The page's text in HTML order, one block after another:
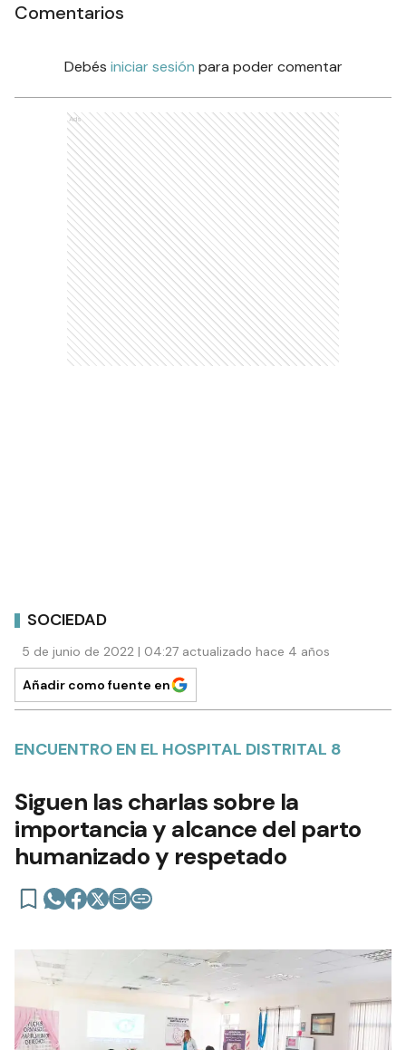
Comentarios
Debés iniciar sesión para poder comentar
Ads
SOCIEDAD
5 de junio de 2022 | 04:27 actualizado hace 4 años
Añadir como fuente en
ENCUENTRO EN EL HOSPITAL DISTRITAL 8
Siguen las charlas sobre la
importancia y alcance del parto
humanizado y respetado